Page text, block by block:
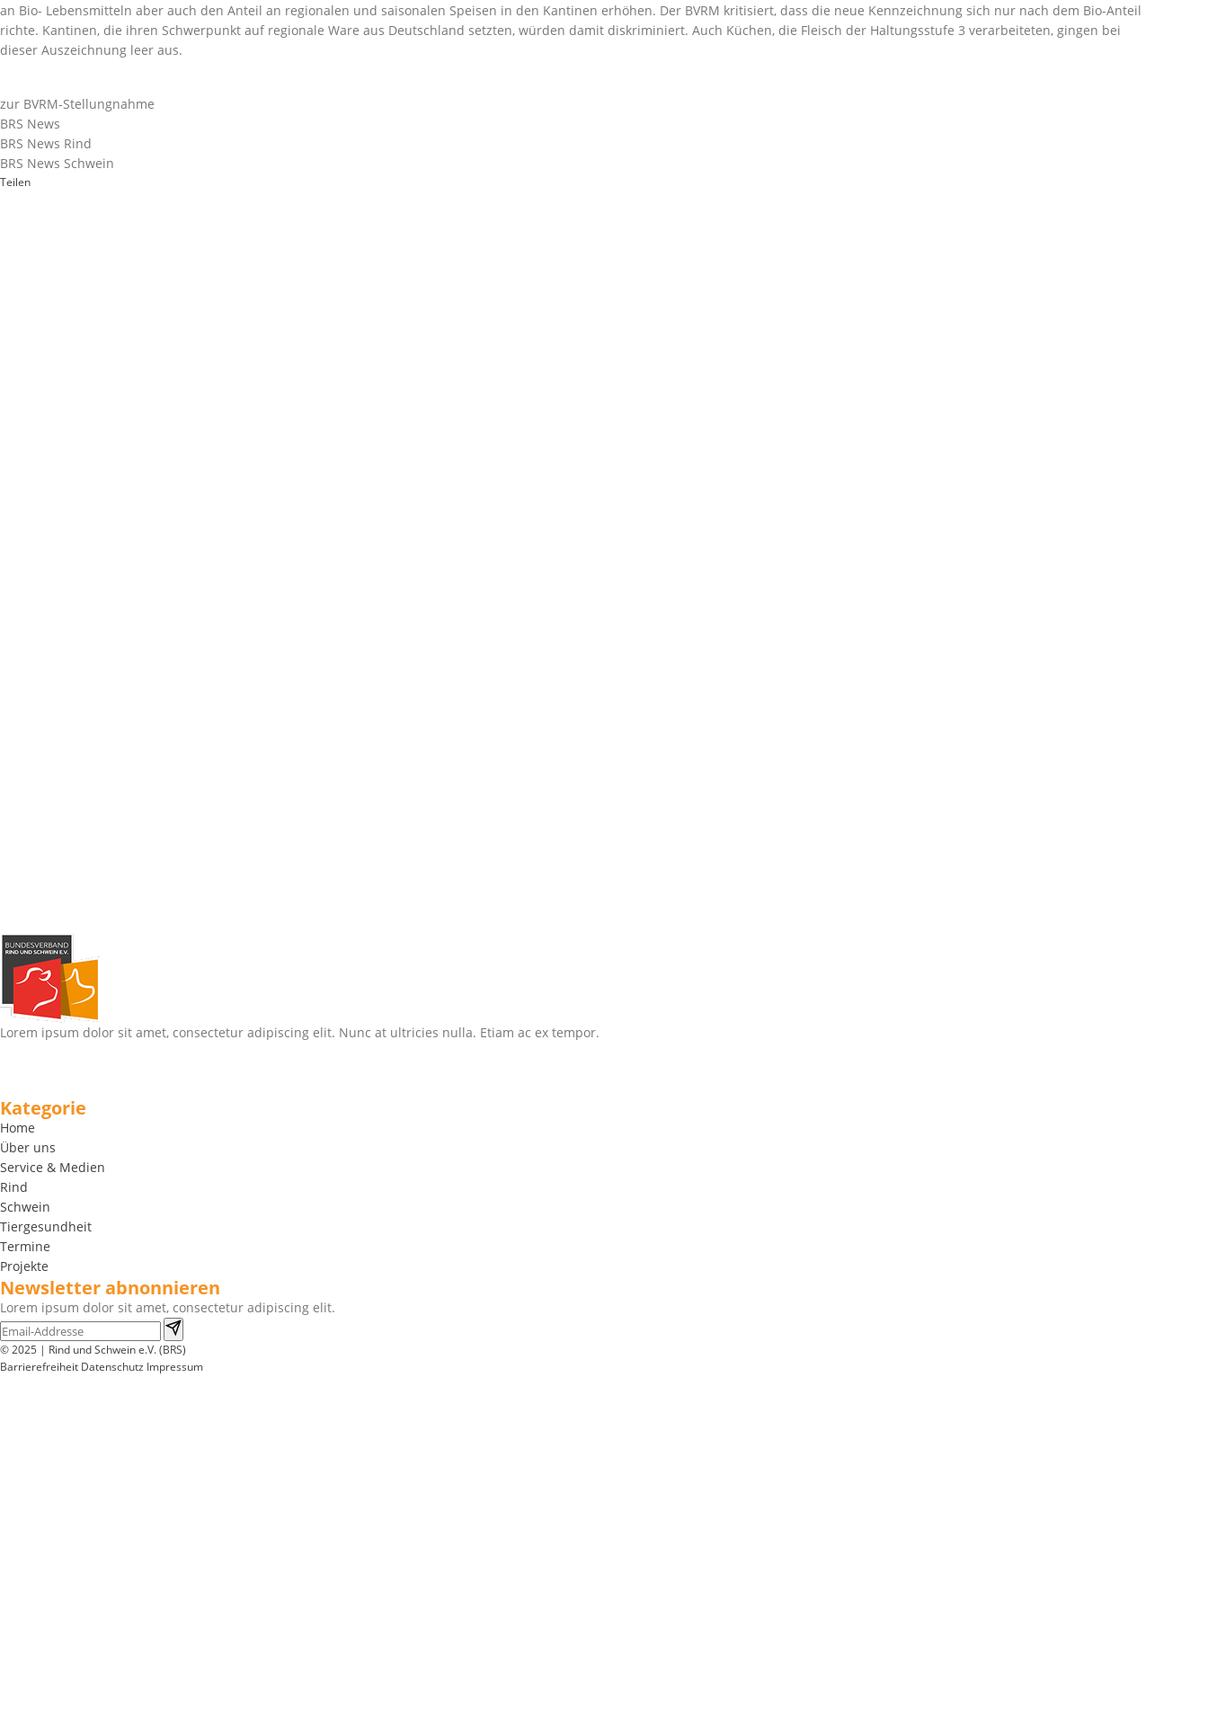
an Bio- Lebensmitteln aber auch den Anteil an regionalen und saisonalen Speisen in den Kantinen erhöhen. Der BVRM kritisiert, dass die neue Kennzeichnung sich nur nach dem Bio-Anteil
richte. Kantinen, die ihren Schwerpunkt auf regionale Ware aus Deutschland setzten, würden damit diskriminiert. Auch Küchen, die Fleisch der Haltungsstufe 3 verarbeiteten, gingen bei
dieser Auszeichnung leer aus.
zur BVRM-Stellungnahme
BRS News
BRS News Rind
BRS News Schwein
Teilen
Lorem ipsum dolor sit amet, consectetur adipiscing elit. Nunc at ultricies nulla. Etiam ac ex tempor.
Kategorie
Home
Über uns
Service & Medien
Rind
Schwein
Tiergesundheit
Termine
Projekte
Newsletter abnonnieren
Lorem ipsum dolor sit amet, consectetur adipiscing elit.
© 2025 | Rind und Schwein e.V. (BRS)
Barrierefreiheit Datenschutz Impressum